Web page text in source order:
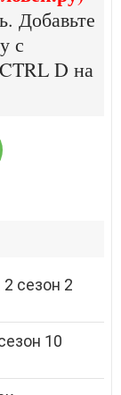
Добавьте
с
D на
сезон 2
10